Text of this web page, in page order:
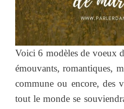
Voici 6 modèles de voeux
émouvants, romantiques,
commune ou encore, des
tout le monde se